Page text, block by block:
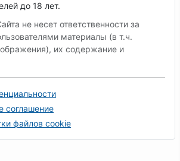
до 18 лет.
не несет ответственности за
материалы (в т.ч.
их содержание и
соглашение
файлов cookie